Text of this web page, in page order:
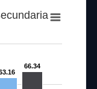
66.34